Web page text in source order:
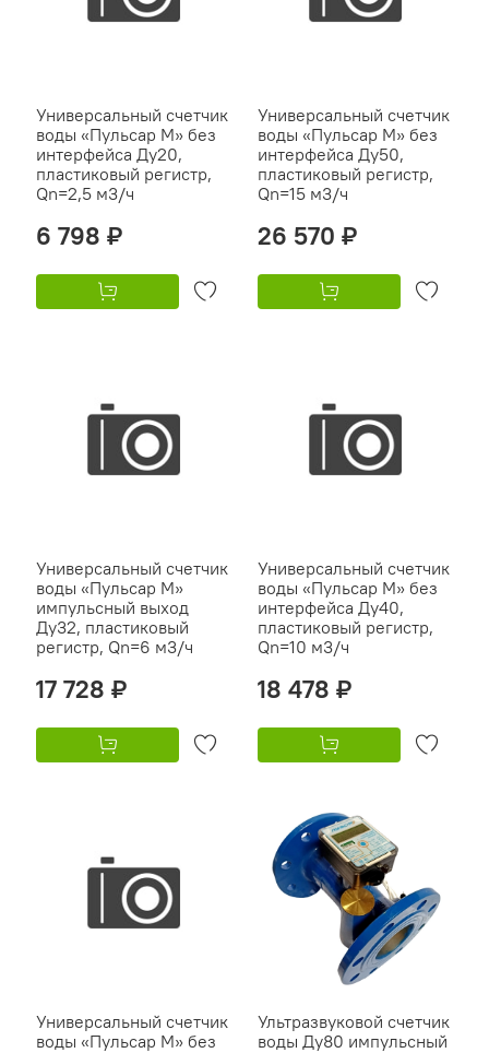
Универсальный счетчик
воды «Пульсар М» без
интерфейса Ду20,
пластиковый регистр,
Qn=2,5 м3/ч
6 798 ₽
Универсальный счетчик
воды «Пульсар М» без
интерфейса Ду50,
пластиковый регистр,
Qn=15 м3/ч
26 570 ₽
Универсальный счетчик
воды «Пульсар М»
импульсный выход
Ду32, пластиковый
регистр, Qn=6 м3/ч
17 728 ₽
Универсальный счетчик
воды «Пульсар М» без
интерфейса Ду40,
пластиковый регистр,
Qn=10 м3/ч
18 478 ₽
Универсальный счетчик
воды «Пульсар М» без
Ультразвуковой счетчик
воды Ду80 импульсный